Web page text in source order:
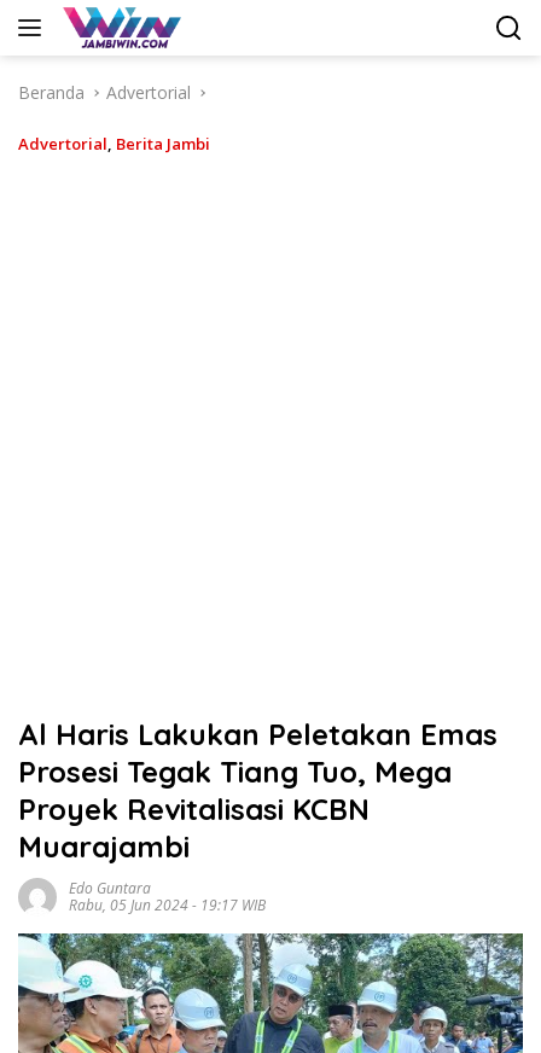
Langsung
Beranda
Advertorial
Advertorial, Berita Jambi
Al Haris Lakukan Peletakan Emas
Prosesi Tegak Tiang Tuo, Mega
Proyek Revitalisasi KCBN
Muarajambi
Edo Guntara
Rabu, 05 Jun 2024 - 19:17 WIB